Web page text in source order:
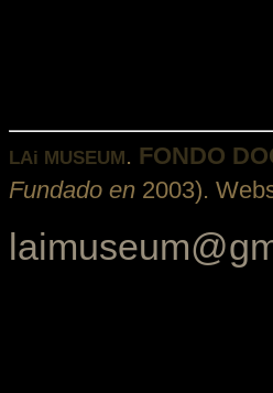
LAi MUSEUM. FONDO
Fundado en 2003).